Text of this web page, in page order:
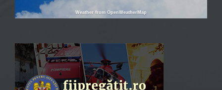
Weather from OpenWeatherMap